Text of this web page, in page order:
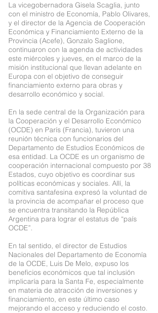
La vicegobernadora Gisela Scaglia, junto
con el ministro de Economía, Pablo Olivares,
y el director de la Agencia de Cooperación
Económica y Financiamiento Externo de la
Provincia (Acefe), Gonzalo Saglione,
continuaron con la agenda de actividades
este miércoles y jueves, en el marco de la
misión institucional que llevan adelante en
Europa con el objetivo de conseguir
financiamiento externo para obras y
desarrollo económico y social.
En la sede central de la Organización para
la Cooperación y el Desarrollo Económico
(OCDE) en París (Francia), tuvieron una
reunión técnica con funcionarios del
Departamento de Estudios Económicos de
esa entidad. La OCDE es un organismo de
cooperación internacional compuesto por 38
Estados, cuyo objetivo es coordinar sus
políticas económicas y sociales. Allí, la
comitiva santafesina expresó la voluntad de
la provincia de acompañar el proceso que
se encuentra transitando la República
Argentina para lograr el estatus de “país
OCDE”.
En tal sentido, el director de Estudios
Nacionales del Departamento de Economía
de la OCDE, Luis De Melo, expuso los
beneficios económicos que tal inclusión
implicaría para la Santa Fe, especialmente
en materia de atracción de inversiones y
financiamiento, en este último caso
mejorando el acceso y reduciendo el costo.